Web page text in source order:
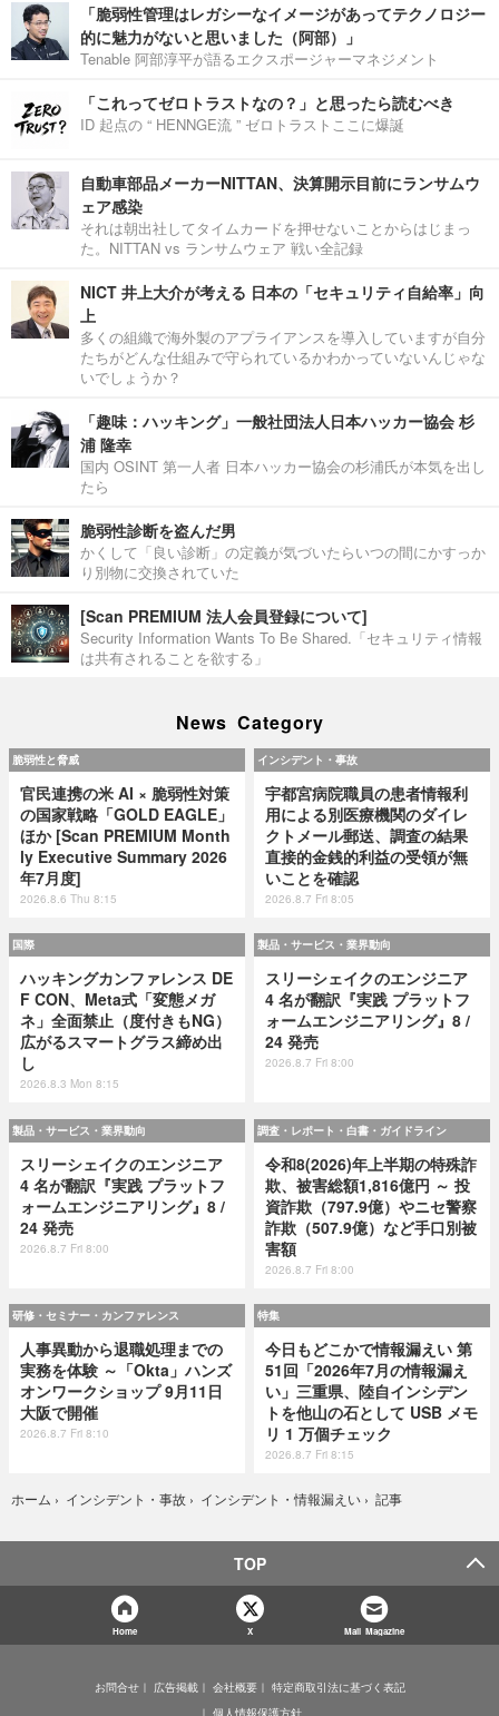
「脆弱性管理はレガシーなイメージがあってテクノロジー
的に魅力がないと思いました（阿部）」
Tenable 阿部淳平が語るエクスポージャーマネジメント
「これってゼロトラストなの？」と思ったら読むべき
ID 起点の “ HENNGE流 ” ゼロトラストここに爆誕
自動車部品メーカーNITTAN、決算開示目前にランサムウ
ェア感染
それは朝出社してタイムカードを押せないことからはじまっ
た。NITTAN vs ランサムウェア 戦い全記録
NICT 井上大介が考える 日本の「セキュリティ自給率」向
上
多くの組織で海外製のアプライアンスを導入していますが自分
たちがどんな仕組みで守られているかわかっていないんじゃな
いでしょうか？
「趣味：ハッキング」一般社団法人日本ハッカー協会 杉
浦 隆幸
国内 OSINT 第一人者 日本ハッカー協会の杉浦氏が本気を出し
たら
脆弱性診断を盗んだ男
かくして「良い診断」の定義が気づいたらいつの間にかすっか
り別物に交換されていた
[Scan PREMIUM 法人会員登録について]
Security Information Wants To Be Shared.「セキュリティ情報
は共有されることを欲する」
News Category
脆弱性と脅威
官民連携の米 AI × 脆弱性対策
の国家戦略「GOLD EAGLE」
ほか [Scan PREMIUM Month
ly Executive Summary 2026
年7月度]
2026.8.6 Thu 8:15
インシデント・事故
宇都宮病院職員の患者情報利
用による別医療機関のダイレ
クトメール郵送、調査の結果
直接的金銭的利益の受領が無
いことを確認
2026.8.7 Fri 8:05
国際
ハッキングカンファレンス DE
F CON、Meta式「変態メガ
ネ」全面禁止（度付きもNG）
広がるスマートグラス締め出
し
2026.8.3 Mon 8:15
製品・サービス・業界動向
スリーシェイクのエンジニア
4 名が翻訳『実践 プラットフ
ォームエンジニアリング』8 /
24 発売
2026.8.7 Fri 8:00
製品・サービス・業界動向
スリーシェイクのエンジニア
4 名が翻訳『実践 プラットフ
ォームエンジニアリング』8 /
24 発売
2026.8.7 Fri 8:00
調査・レポート・白書・ガイドライン
令和8(2026)年上半期の特殊詐
欺、被害総額1,816億円 ～ 投
資詐欺（797.9億）やニセ警察
詐欺（507.9億）など手口別被
害額
2026.8.7 Fri 8:00
研修・セミナー・カンファレンス
人事異動から退職処理までの
実務を体験 ～「Okta」ハンズ
オンワークショップ 9月11日
大阪で開催
2026.8.7 Fri 8:10
特集
今日もどこかで情報漏えい 第
51回「2026年7月の情報漏え
い」三重県、陸自インシデン
トを他山の石として USB メモ
リ 1 万個チェック
2026.8.7 Fri 8:15
ホーム › インシデント・事故 › インシデント・情報漏えい › 記事
TOP
Home X Mail Magazine
お問合せ 広告掲載 会社概要
特定商取引法に基づく表記
個人情報保護方針